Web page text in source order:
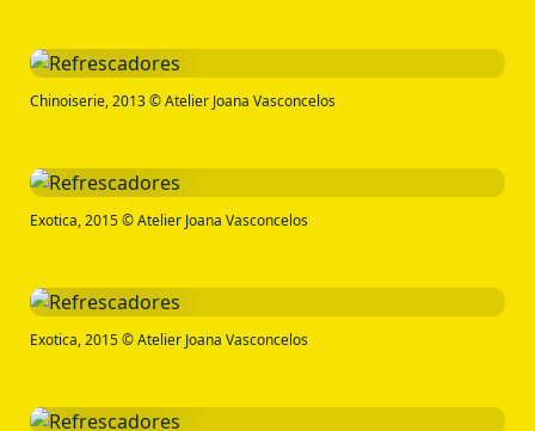
Chinoiserie, 2013 © Atelier Joana Vasconcelos
Exotica, 2015 © Atelier Joana Vasconcelos
Exotica, 2015 © Atelier Joana Vasconcelos